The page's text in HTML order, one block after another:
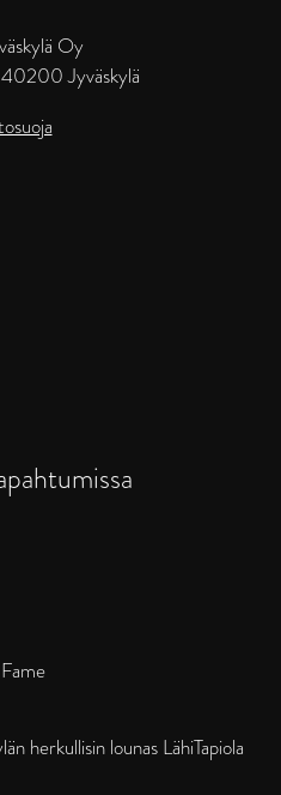
Oy
Jyväskylä
herkullisin lounas LähiTapiola